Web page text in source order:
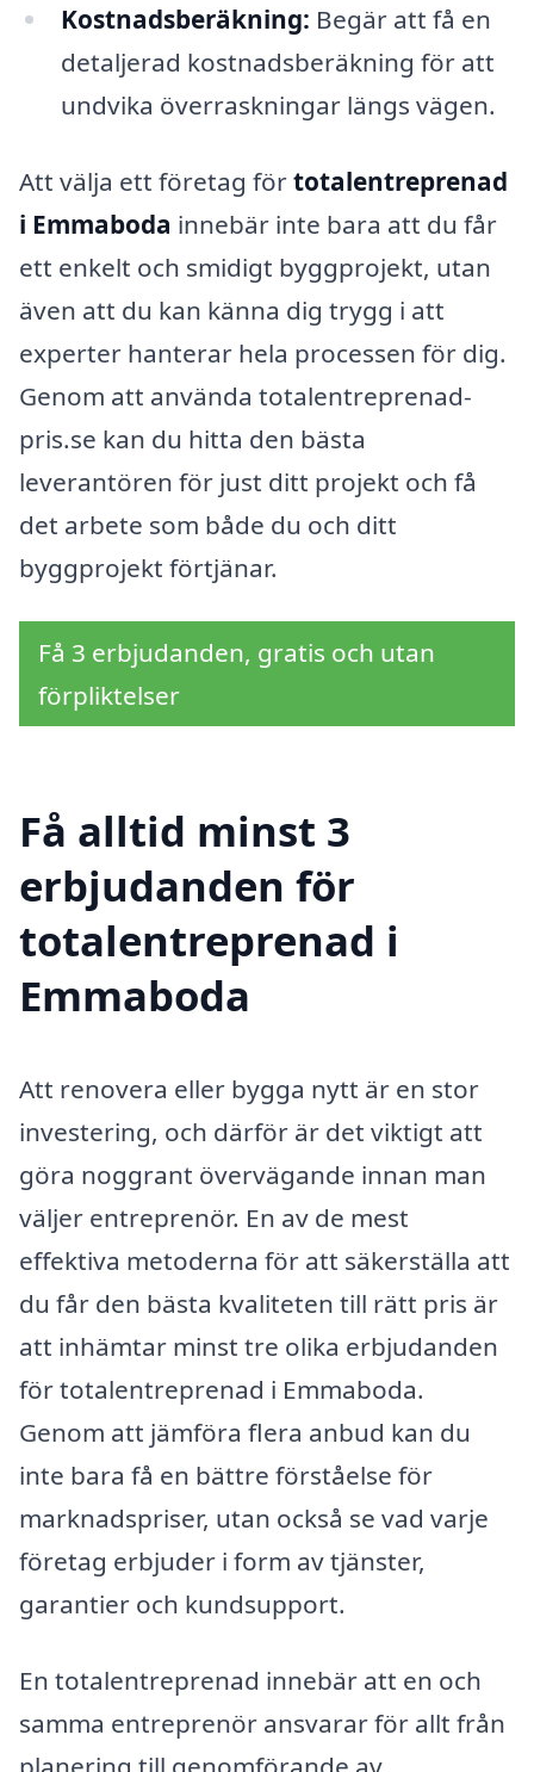
Kostnadsberäkning: Begär att få en
detaljerad kostnadsberäkning för att
undvika överraskningar längs vägen.
Att välja ett företag förtotalentreprenad
i Emmaboda innebär inte bara att du får
ett enkelt och smidigt byggprojekt, utan
även att du kan känna dig trygg i att
experter hanterar hela processen för dig.
Genom att använda totalentreprenad-
pris.se kan du hitta den bästa
leverantören för just ditt projekt och få
det arbete som både du och ditt
byggprojekt förtjänar.
Få 3 erbjudanden, gratis och utan
förpliktelser
Få alltid minst 3
erbjudanden för
totalentreprenad i
Emmaboda
Att renovera eller bygga nytt är en stor
investering, och därför är det viktigt att
göra noggrant övervägande innan man
väljer entreprenör. En av de mest
effektiva metoderna för att säkerställa att
du får den bästa kvaliteten till rätt pris är
att inhämtar minst tre olika erbjudanden
för totalentreprenad i Emmaboda.
Genom att jämföra flera anbud kan du
inte bara få en bättre förståelse för
marknadspriser, utan också se vad varje
företag erbjuder i form av tjänster,
garantier och kundsupport.
En totalentreprenad innebär att en och
samma entreprenör ansvarar för allt från